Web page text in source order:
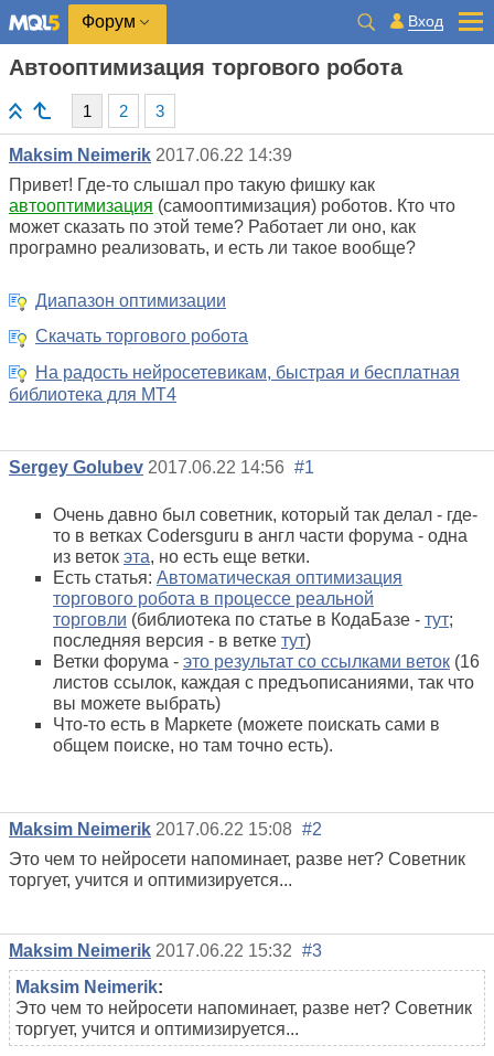
Форум Вход
Автооптимизация торгового робота
1 2 3
Maksim Neimerik 2017.06.22 14:39
Привет! Где-то слышал про такую фишку как
автооптимизация (самооптимизация) роботов. Кто что
может сказать по этой теме? Работает ли оно, как
програмно реализовать, и есть ли такое вообще?
Диапазон оптимизации
Скачать торгового робота
На радость нейросетевикам, быстрая и бесплатная
библиотека для MT4
Sergey Golubev 2017.06.22 14:56 #1
Очень давно был советник, который так делал - где-
то в ветках Codersguru в англ части форума - одна
из веток эта, но есть еще ветки.
Есть статья: Автоматическая оптимизация
торгового робота в процессе реальной
торговли (библиотека по статье в КодаБазе - тут;
последняя версия - в ветке тут)
Ветки форума - это результат со ссылками веток (16
листов ссылок, каждая с предъописаниями, так что
вы можете выбрать)
Что-то есть в Маркете (можете поискать сами в
общем поиске, но там точно есть).
Maksim Neimerik 2017.06.22 15:08 #2
Это чем то нейросети напоминает, разве нет? Советник
торгует, учится и оптимизируется...
Maksim Neimerik 2017.06.22 15:32 #3
Maksim Neimerik:
Это чем то нейросети напоминает, разве нет? Советник
торгует, учится и оптимизируется...